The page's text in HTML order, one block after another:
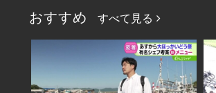
おすすめ すべて見る